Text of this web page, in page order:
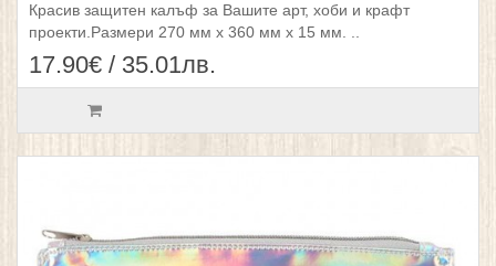
Красив защитен калъф за Вашите арт, хоби и крафт
проекти.Размери 270 мм х 360 мм х 15 мм. ..
17.90€ / 35.01лв.